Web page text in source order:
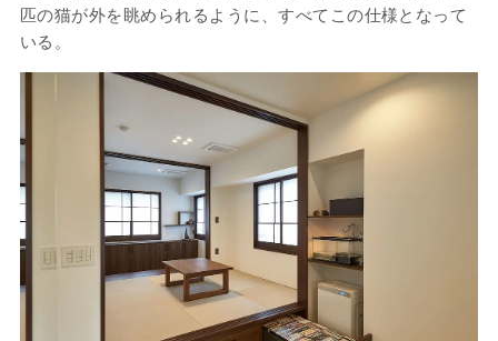
匹の猫が外を眺められるように、すべてこの仕様となって
いる。